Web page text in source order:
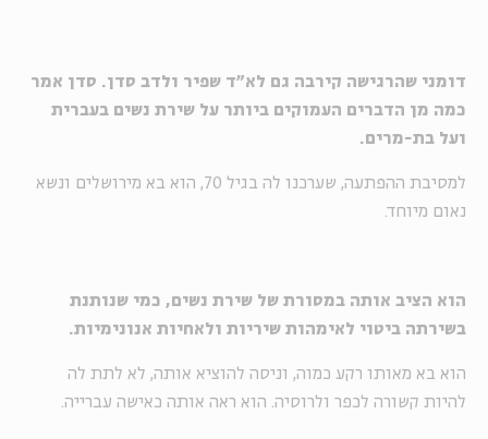
דומני שהרגישה קירבה גם לא"ד שפיר ולדב סדן. סדן אמר
כמה מן הדברים העמוקים ביותר על שירת נשים בעברית
ועל בת-מרים.
למסיבת ההפתעה, שערכנו לה בגיל 70, הוא בא מירושלים ונשא
נאום מיוחד.
הוא הציב אותה במסורת של שירת נשים, כמי שנותנת
בשירתה ביטוי לאימהות שיריות ולאחיות אנונימיות.
הוא בא מאותו רקע כמוה, וניסה להוציא אותה, לא לתת לה
להיות קשורה לכפר ולרוסיה. הוא ראה אותה כאישה עברייה.